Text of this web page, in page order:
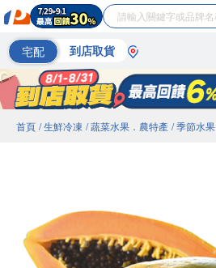
宅配 到店取貨
首頁 / 生鮮冷凍 / 蔬菜水果．農特產 / 季節水果